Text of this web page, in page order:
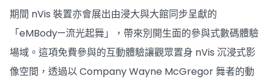
期間 nVis 裝置亦會展出由浸大與大館同步呈獻的
「eMBody—流光起舞」，帶來別開生面的參與式數碼體驗
場域。這項免費參與的互動體驗讓觀眾置身 nVis 沉浸式影
像空間，透過以 Company Wayne McGregor 舞者的動